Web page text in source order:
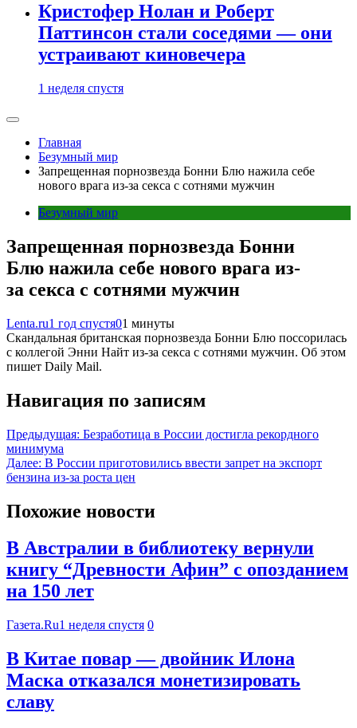
Кристофер Нолан и Роберт
Паттинсон стали соседями — они
устраивают киновечера
1 неделя спустя
Главная
Безумный мир
Запрещенная порнозвезда Бонни Блю нажила себе
нового врага из-за секса с сотнями мужчин
Безумный мир
Запрещенная порнозвезда Бонни
Блю нажила себе нового врага из-
за секса с сотнями мужчин
Lenta.ru1 год спустя01 минуты
Скандальная британская порнозвезда Бонни Блю поссорилась
с коллегой Энни Найт из-за секса с сотнями мужчин. Об этом
пишет Daily Mail.
Навигация по записям
Предыдущая: Безработица в России достигла рекордного
минимума
Далее: В России приготовились ввести запрет на экспорт
бензина из-за роста цен
Похожие новости
В Австралии в библиотеку вернули
книгу “Древности Афин” с опозданием
на 150 лет
Газета.Ru1 неделя спустя 0
В Китае повар — двойник Илона
Маска отказался монетизировать
славу